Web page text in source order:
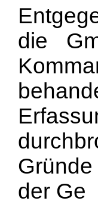
die
der Ge